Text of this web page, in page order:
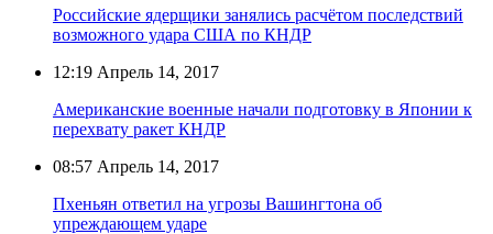
Российские ядерщики занялись расчётом последствий
возможного удара США по КНДР
12:19 Апрель 14, 2017
Американские военные начали подготовку в Японии к
перехвату ракет КНДР
08:57 Апрель 14, 2017
Пхеньян ответил на угрозы Вашингтона об
упреждающем ударе